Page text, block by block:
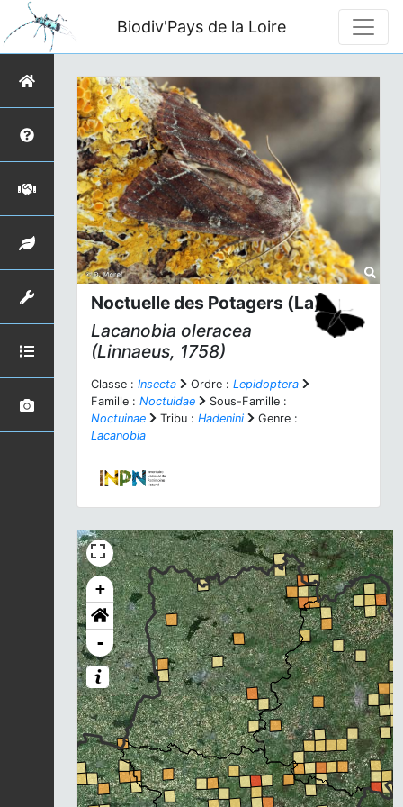
Biodiv'Pays de la Loire
Noctuelle des Potagers (La)
Lacanobia oleracea
(Linnaeus, 1758)
Classe : Insecta Ordre : Lepidoptera
Famille : Noctuidae
Sous-Famille :
Noctuinae
Tribu : Hadenini
Genre :
Lacanobia
+
-